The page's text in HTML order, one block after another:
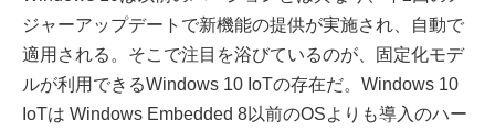
ジャーアップデートで新機能の提供が実施され、自動で
適用される。そこで注目を浴びているのが、固定化モデ
ルが利用できるWindows 10 IoTの存在だ。Windows 10
IoTは Windows Embedded 8以前のOSよりも導入のハー